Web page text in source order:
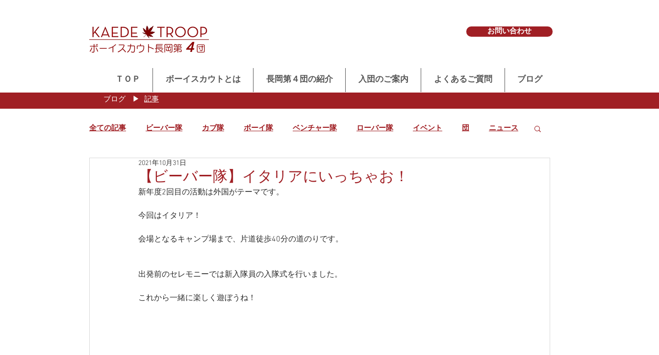
ボーイスカウト長岡第 ４ 団
お問い合わせ
ＴＯＰ ボーイスカウトとは 長岡第４団の紹介 入団のご案内 よくあるご質問 ブログ
ブログ 記事
​▶
全ての記事 ビーバー隊 カブ隊 ボーイ隊 ベンチャー隊 ローバー隊 イベント 団 ニュース
【ビーバー隊】イタリアにいっちゃお！
2021年10月31日
新年度2回目の活動は外国がテーマです。
今回はイタリア！
会場となるキャンプ場まで、片道徒歩40分の道のりです。
出発前のセレモニーでは新入隊員の入隊式を行いました。
これから一緒に楽しく遊ぼうね！